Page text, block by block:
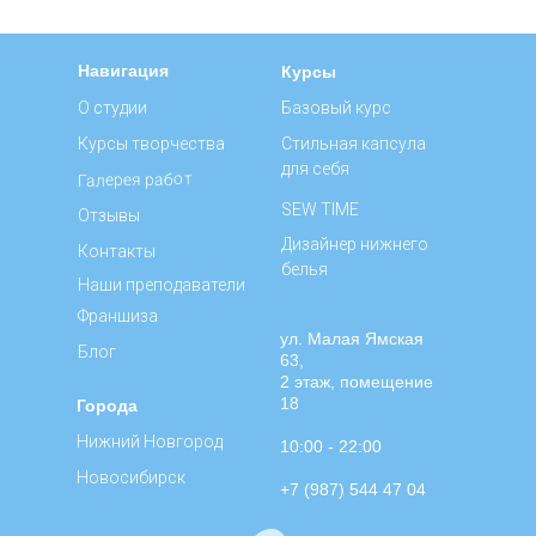
Навигация
Отзывы
Галерея работ
Блог
Франшиза
Контакты
Наши преподаватели
Курсы творчества
О студии
Курсы
Дизайнер нижнего
белья
SEW TIME
Стильная капсула
для себя
Базовый курс
Города
Новосибирск
Нижний Новгород
ул. Малая Ямская
63,
2 этаж, помещение
18
10:00 - 22:00
+7 (987) 544 47 04